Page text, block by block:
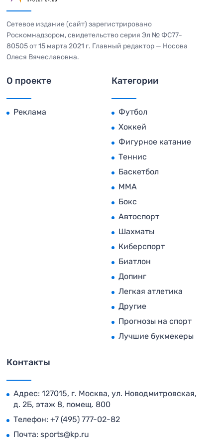
Сетевое издание (сайт) зарегистрировано
Роскомнадзором, свидетельство серия Эл № ФС77-
80505 от 15 марта 2021 г. Главный редактор — Носова
Олеся Вячеславовна.
О проекте
Реклама
Категории
Футбол
Хоккей
Фигурное катание
Теннис
Баскетбол
MMA
Бокс
Автоспорт
Шахматы
Киберспорт
Биатлон
Допинг
Легкая атлетика
Другие
Прогнозы на спорт
Лучшие букмекеры
Контакты
Адрес: 127015, г. Москва, ул. Новодмитровская,
д. 2Б, этаж 8, помещ. 800
Телефон: +7 (495) 777-02-82
Почта: sports@kp.ru